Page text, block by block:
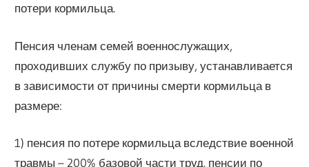
потери кормильца.
Пенсия членам семей военнослужащих,
проходивших службу по призыву, устанавливается
в зависимости от причины смерти кормильца в
размере:
1) пенсия по потере кормильца вследствие военной
травмы – 200% базовой части труд. пенсии по